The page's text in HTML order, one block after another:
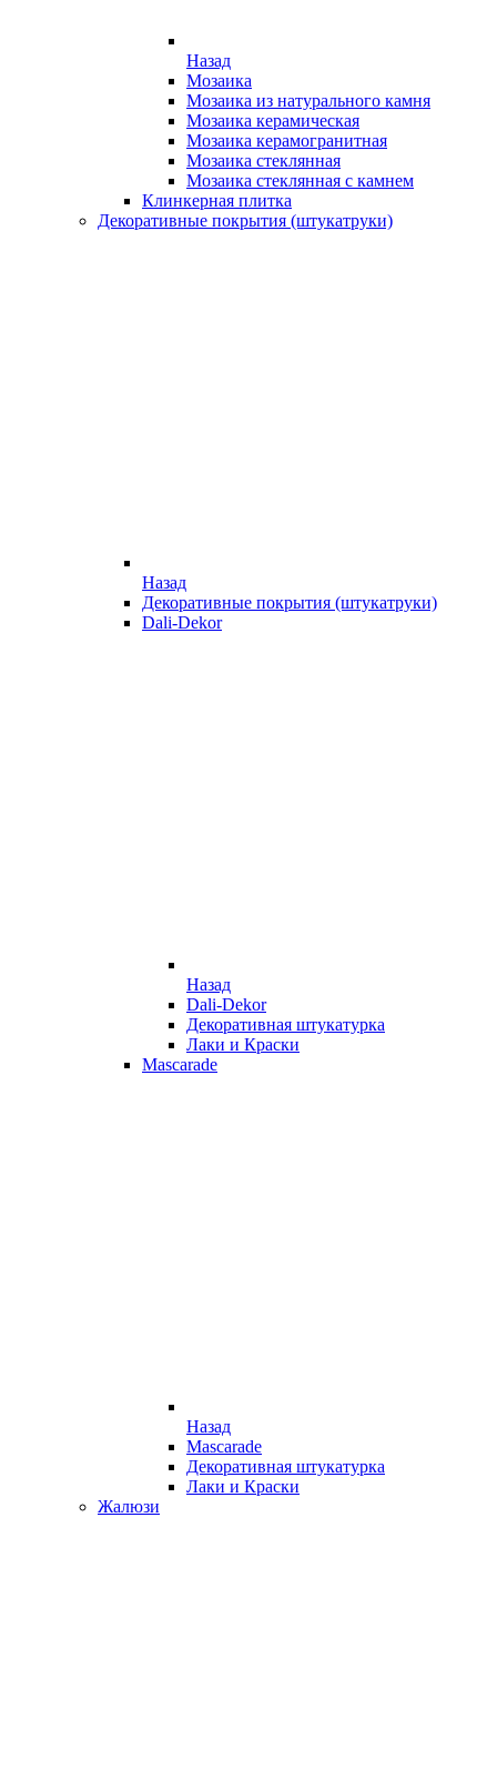
Назад
Мозаика
Мозаика из натурального камня
Мозаика керамическая
Мозаика керамогранитная
Мозаика стеклянная
Мозаика стеклянная с камнем
Клинкерная плитка
Декоративные покрытия (штукатруки)
Назад
Декоративные покрытия (штукатруки)
Dali-Dekor
Назад
Dali-Dekor
Декоративная штукатурка
Лаки и Краски
Mascarade
Назад
Mascarade
Декоративная штукатурка
Лаки и Краски
Жалюзи